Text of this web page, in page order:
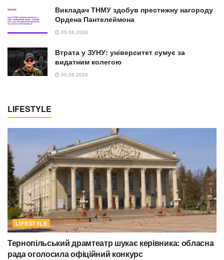
Викладач ТНМУ здобув престижну нагороду
Ордена Пантелеймона
05.08.2026
Втрата у ЗУНУ: університет сумує за
видатним колегою
05.08.2026
LIFESTYLE
LIFESTYLE
Тернопільський драмтеатр шукає керівника: обласна
рада оголосила офіційний конкурс